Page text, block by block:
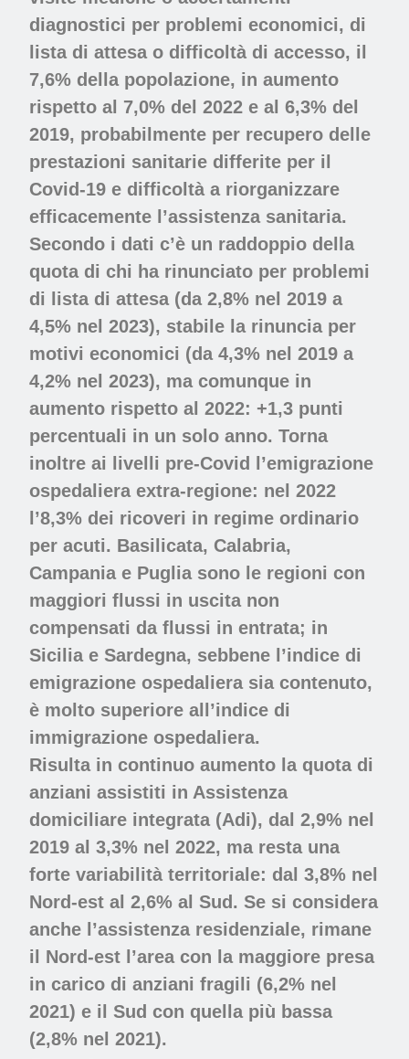
diagnostici per problemi economici, di
lista di attesa o difficoltà di accesso, il
7,6% della popolazione, in aumento
rispetto al 7,0% del 2022 e al 6,3% del
2019, probabilmente per recupero delle
prestazioni sanitarie differite per il
Covid-19 e difficoltà a riorganizzare
efficacemente l’assistenza sanitaria.
Secondo i dati c’è un raddoppio della
quota di chi ha rinunciato per problemi
di lista di attesa (da 2,8% nel 2019 a
4,5% nel 2023), stabile la rinuncia per
motivi economici (da 4,3% nel 2019 a
4,2% nel 2023), ma comunque in
aumento rispetto al 2022: +1,3 punti
percentuali in un solo anno. Torna
inoltre ai livelli pre-Covid l’emigrazione
ospedaliera extra-regione: nel 2022
l’8,3% dei ricoveri in regime ordinario
per acuti. Basilicata, Calabria,
Campania e Puglia sono le regioni con
maggiori flussi in uscita non
compensati da flussi in entrata; in
Sicilia e Sardegna, sebbene l’indice di
emigrazione ospedaliera sia contenuto,
è molto superiore all’indice di
immigrazione ospedaliera.
Risulta in continuo aumento la quota di
anziani assistiti in Assistenza
domiciliare integrata (Adi), dal 2,9% nel
2019 al 3,3% nel 2022, ma resta una
forte variabilità territoriale: dal 3,8% nel
Nord-est al 2,6% al Sud. Se si considera
anche l’assistenza residenziale, rimane
il Nord-est l’area con la maggiore presa
in carico di anziani fragili (6,2% nel
2021) e il Sud con quella più bassa
(2,8% nel 2021).